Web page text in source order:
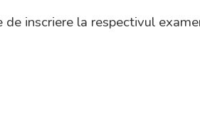
inscriere la respectivul